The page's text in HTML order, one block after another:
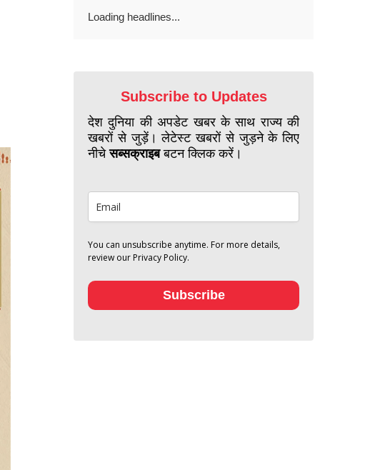
Loading headlines...
Subscribe to Updates
देश दुनिया की अपडेट खबर के साथ राज्य की
खबरों से जुड़ें। लेटेस्ट खबरों से जुड़ने के लिए
नीचेसब्सक्राइबबटन क्लिक करें।
You can unsubscribe anytime. For more details,
review our Privacy Policy.
Subscribe